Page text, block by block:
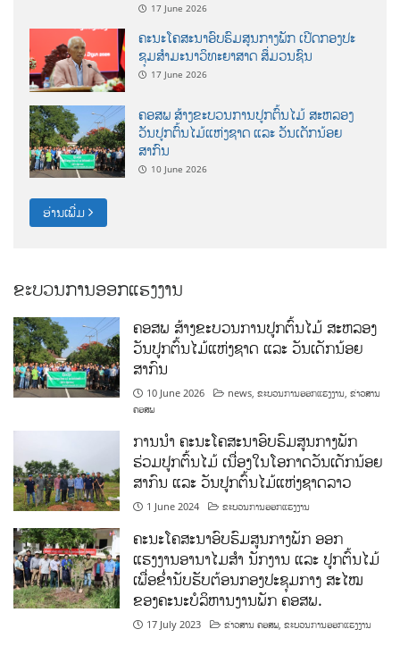
17 June 2026
ຄະນະໂຄສະນາອົບຮົມສູນກາງພັກ ເປີດກອງປະ
ຊຸມສຳມະນາວິທະຍາສາດ ສຶ່ມວນຊົນ
17 June 2026
ຄອສພ ສ້າງຂະບວນການປູກຕົ້ນໄມ້ ສະຫລອງ
ວັນປູກຕົ້ນໄມ້ແຫ່ງຊາດ ແລະ ວັນເດັກນ້ອຍ
ສາກົນ
10 June 2026
ອ່ານເພີ່ມ
ຂະບວນການອອກແຮງງານ
ຄອສພ ສ້າງຂະບວນການປູກຕົ້ນໄມ້ ສະຫລອງ
ວັນປູກຕົ້ນໄມ້ແຫ່ງຊາດ ແລະ ວັນເດັກນ້ອຍ
ສາກົນ
10 June 2026 news,ຂະບວນການອອກແຮງງານ,ຂ່າວສານ
ຄອສພ
ການນໍາ ຄະນະໂຄສະນາອົບຮົມສູນກາງພັກ
ຮ່ວມປູກຕົ້ນໄມ້ ເນື່ອງໃນໂອກາດວັນເດັກນ້ອຍ
ສາກົນ ແລະ ວັນປູກຕົ້ນໄມ້ແຫ່ງຊາດລາວ
1 June 2024 ຂະບວນການອອກແຮງງານ
ຄະນະໂຄສະນາອົບຮົມສູນກາງພັກ ອອກ
ແຮງງານອານາໄມສໍາ ນັກງານ ແລະ ປູກຕົ້ນໄມ້
ເພື່ອຂໍ່ານັບຮັບຕ້ອນກອງປະຊຸມກາງ ສະໄໝ
ຂອງຄະນະບໍລິຫານງານພັກ ຄອສພ.
17 July 2023 ຂ່າວສານ ຄອສພ,ຂະບວນການອອກແຮງງານ